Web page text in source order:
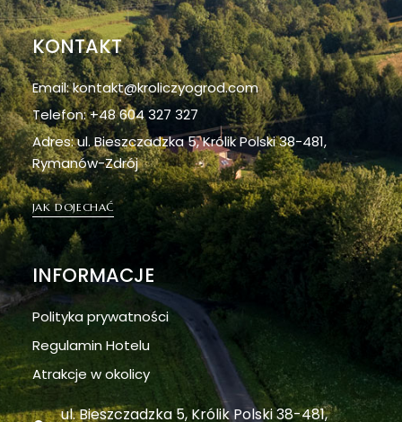
KONTAKT
Email: kontakt@kroliczyogrod.com
Telefon: +48 604 327 327
Adres: ul. Bieszczadzka 5, Królik Polski 38-481,
Rymanów-Zdrój
JAK DOJECHAĆ
INFORMACJE
Polityka prywatności
Regulamin Hotelu
Atrakcje w okolicy
ul. Bieszczadzka 5, Królik Polski 38-481,